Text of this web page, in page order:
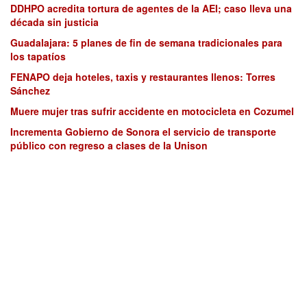
DDHPO acredita tortura de agentes de la AEI; caso lleva una
década sin justicia
Guadalajara: 5 planes de fin de semana tradicionales para
los tapatíos
FENAPO deja hoteles, taxis y restaurantes llenos: Torres
Sánchez
Muere mujer tras sufrir accidente en motocicleta en Cozumel
Incrementa Gobierno de Sonora el servicio de transporte
público con regreso a clases de la Unison